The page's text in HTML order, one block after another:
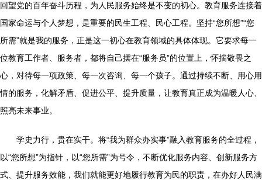
回望党的百年奋斗历程，为人民服务始终是不变的初心。教育服务连接着
国家命运与个人梦想，是重要的民生工程、民心工程。坚持“您所想”“您
所需”就是我的服务，正是这一初心在教育领域的具体体现。它要求每一
位教育工作者、服务者，都将自己摆在“服务员”的位置上，怀揣敬畏之
心，对待每一项政策、每一次咨询、每一个孩子。通过持续不断、用心用
情的服务，化解矛盾、促进公平、提升质量，让教育真正成为温暖人心、
照亮未来事业。
学史力行，贵在实干。将“我为群众办实事”融入教育服务的全过程，
以“您所想”为指针，以“您所需”为号令，不断优化服务内容、创新服务方
式、提升服务效能，我们就能更好地履行教育为民的职责，在办好人民满